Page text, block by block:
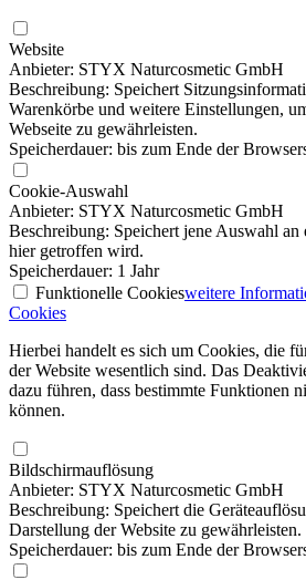
Website
Anbieter: STYX Naturcosmetic GmbH
Beschreibung: Speichert
Warenkörbe und weitere Einstellungen,
Webseite zu gewährleisten.
Speicherdauer: bis zum Ende der
Cookie-Auswahl
Anbieter: STYX Naturcosmetic GmbH
Beschreibung: Speichert jene Auswahl an
hier getroffen wird.
Speicherdauer: 1 Jahr
Funktionelle Cookiesweitere
Cookies
Hierbei handelt es sich um Cookies, die
der Website wesentlich sind. Das
dazu führen, dass bestimmte Funktionen
können.
Bildschirmauflösung
Anbieter: STYX Naturcosmetic GmbH
Beschreibung: Speichert die
Darstellung der Website zu gewährleisten.
Speicherdauer: bis zum Ende der